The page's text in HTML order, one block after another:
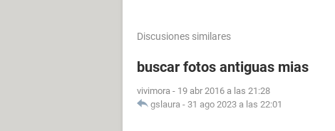
Discusiones similares
buscar fotos antiguas mias
vivimora - 19 abr 2016 a las 21:28
gslaura - 31 ago 2023 a las 22:01